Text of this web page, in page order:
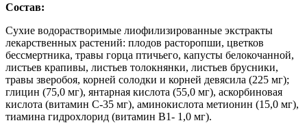
Состав:
Сухие водорастворимые лиофилизированные экстракты
лекарственных растений: плодов расторопши, цветков
бессмертника, травы горца птичьего, капусты белокочанной,
листьев крапивы, листьев толокнянки, листьев брусники,
травы зверобоя, корней солодки и корней девясила (225 мг);
глицин (75,0 мг), янтарная кислота (55,0 мг), аскорбиновая
кислота (витамин С-35 мг), аминокислота метионин (15,0 мг),
тиамина гидрохлорид (витамин В1- 1,0 мг).